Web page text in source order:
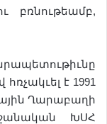
բռնութեամբ,
է 1991
Ղարաբաղի
ԽՍՀ